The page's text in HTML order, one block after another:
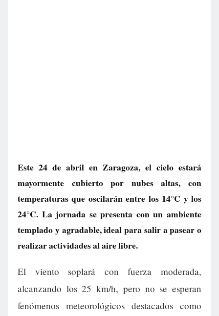
Este 24 de abril en Zaragoza, el cielo estará
mayormente cubierto por nubes altas, con
temperaturas que oscilarán entre los 14°C y los
24°C. La jornada se presenta con un ambiente
templado y agradable, ideal para salir a pasear o
realizar actividades al aire libre.
El viento soplará con fuerza moderada,
alcanzando los 25 km/h, pero no se esperan
fenómenos meteorológicos destacados como